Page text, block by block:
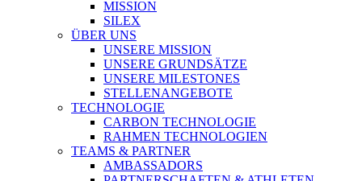
MISSION
SILEX
ÜBER UNS
UNSERE MISSION
UNSERE GRUNDSÄTZE
UNSERE MILESTONES
STELLENANGEBOTE
TECHNOLOGIE
CARBON TECHNOLOGIE
RAHMEN TECHNOLOGIEN
TEAMS & PARTNER
AMBASSADORS